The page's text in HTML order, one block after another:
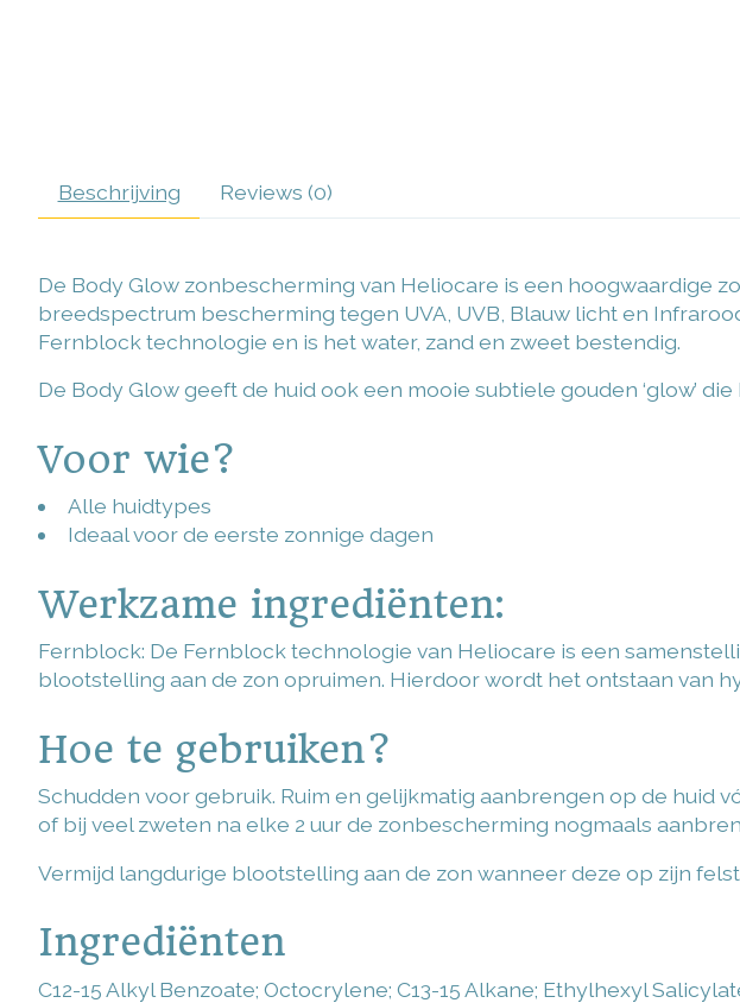
Beschrijving Reviews (0)
De Body Glow zonbescherming van Heliocare is een hoogwaardige
breedspectrum bescherming tegen UVA, UVB, Blauw licht en
Fernblock technologie en is het water, zand en zweet bestendig.
De Body Glow geeft de huid ook een mooie subtiele gouden ‘glow’
Voor wie?
Alle huidtypes
Ideaal voor de eerste zonnige dagen
Werkzame ingrediënten:
Fernblock: De Fernblock technologie van Heliocare is een
blootstelling aan de zon opruimen. Hierdoor wordt het ontstaan van
Hoe te gebruiken?
Schudden voor gebruik. Ruim en gelijkmatig aanbrengen op de huid
of bij veel zweten na elke 2 uur de zonbescherming nogmaals
Vermijd langdurige blootstelling aan de zon wanneer deze op zijn
Ingrediënten
C12-15 Alkyl Benzoate; Octocrylene; C13-15 Alkane; Ethylhexyl